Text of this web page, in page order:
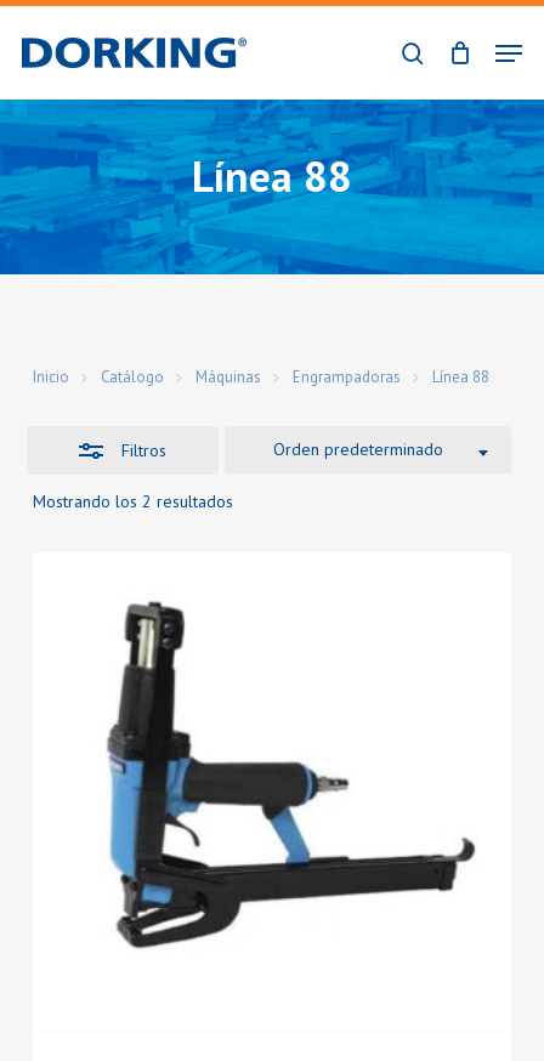
content
buscar
Menu
Línea 88
Inicio Catálogo Máquinas Engrampadoras Línea 88
Filtros
Mostrando los 2 resultados
Orden predeterminado
Close
Menu